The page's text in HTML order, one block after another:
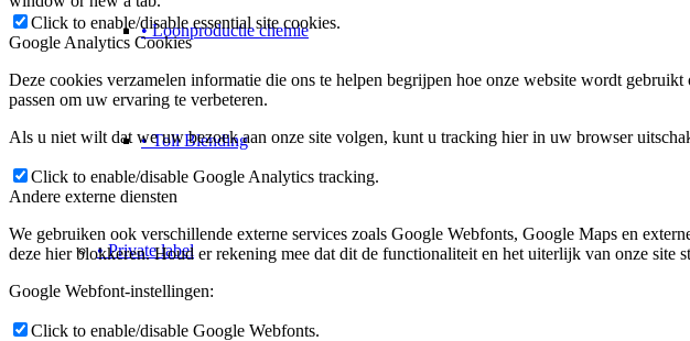
• Loonproductie chemie
• Toll Blending
• Private label
Click to enable/disable essential site cookies.
Google Analytics Cookies
Deze cookies verzamelen informatie die ons te helpen begrijpen hoe onze website wordt
passen om uw ervaring te verbeteren.
Als u niet wilt dat we uw bezoek aan onze site volgen, kunt u tracking hier in uw browser
Click to enable/disable Google Analytics tracking.
Andere externe diensten
We gebruiken ook verschillende externe services zoals Google Webfonts, Google Maps en
deze hier blokkeren. Houd er rekening mee dat dit de functionaliteit en het uiterlijk van onze
Google Webfont-instellingen:
Click to enable/disable Google Webfonts.